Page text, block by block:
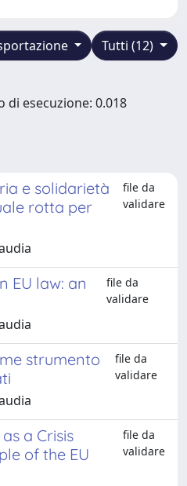
Tutti (12)
di esecuzione: 0.018
e solidarietà
rotta per
file da
validare
EU law: an
file da
validare
strumento
file da
validare
a Crisis
of the EU
file da
validare